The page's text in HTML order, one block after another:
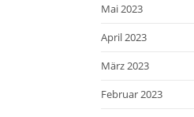
Mai 2023
April 2023
März 2023
Februar 2023